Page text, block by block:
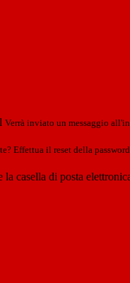
Verrà inviato un messaggio
Effettua il reset della
casella di posta